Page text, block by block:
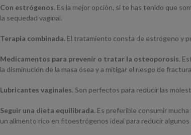
Con estrógenos. Es la mejor opción, si te has tenido que
la sequedad vaginal.
Terapia combinada. El tratamiento consta de estrógeno y
Medicamentos para prevenir o tratar la osteoporosis.
la disminución de la masa ósea y a mitigar el riesgo de
Lubricantes vaginales. Son perfectos para reducir las
Seguir una dieta equilibrada. Es preferible consumir
un alimento rico en fitoestrógenos ideal para reducir algunos